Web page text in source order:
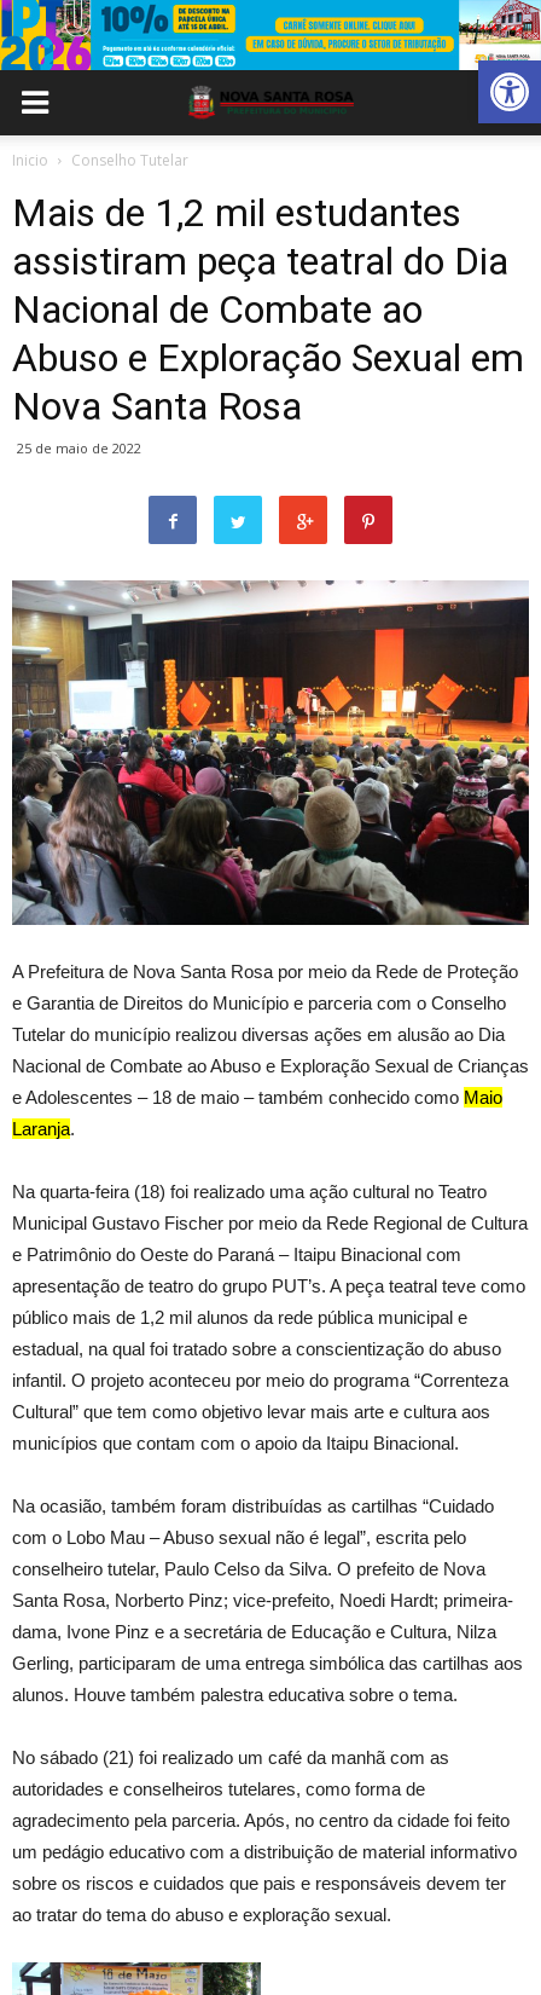
Abrir
Inicio Conselho Tutelar
Mais de 1,2 mil estudantes
assistiram peça teatral do Dia
Nacional de Combate ao
Abuso e Exploração Sexual em
Nova Santa Rosa
25 de maio de 2022
A Prefeitura de Nova Santa Rosa por meio da Rede de Proteção
e Garantia de Direitos do Município e parceria com o Conselho
Tutelar do município realizou diversas ações em alusão ao Dia
Nacional de Combate ao Abuso e Exploração Sexual de Crianças
e Adolescentes – 18 de maio – também conhecido como Maio
Laranja.
Na quarta-feira (18) foi realizado uma ação cultural no Teatro
Municipal Gustavo Fischer por meio da Rede Regional de Cultura
e Patrimônio do Oeste do Paraná – Itaipu Binacional com
apresentação de teatro do grupo PUT’s. A peça teatral teve como
público mais de 1,2 mil alunos da rede pública municipal e
estadual, na qual foi tratado sobre a conscientização do abuso
infantil. O projeto aconteceu por meio do programa “Correnteza
Cultural” que tem como objetivo levar mais arte e cultura aos
municípios que contam com o apoio da Itaipu Binacional.
Na ocasião, também foram distribuídas as cartilhas “Cuidado
com o Lobo Mau – Abuso sexual não é legal”, escrita pelo
conselheiro tutelar, Paulo Celso da Silva. O prefeito de Nova
Santa Rosa, Norberto Pinz; vice-prefeito, Noedi Hardt; primeira-
dama, Ivone Pinz e a secretária de Educação e Cultura, Nilza
Gerling, participaram de uma entrega simbólica das cartilhas aos
alunos. Houve também palestra educativa sobre o tema.
No sábado (21) foi realizado um café da manhã com as
autoridades e conselheiros tutelares, como forma de
agradecimento pela parceria. Após, no centro da cidade foi feito
um pedágio educativo com a distribuição de material informativo
sobre os riscos e cuidados que pais e responsáveis devem ter
ao tratar do tema do abuso e exploração sexual.